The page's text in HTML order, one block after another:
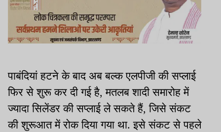
पाबंदियां हटने के बाद अब बल्क एलपीजी की सप्लाई
फिर से शुरू कर दी गई है, मतलब शादी समारोह में
ज्यादा सिलेंडर की सप्लाई ले सकते हैं, जिसे संकट
की शुरूआत में रोक दिया गया था. इसे संकट से पहले